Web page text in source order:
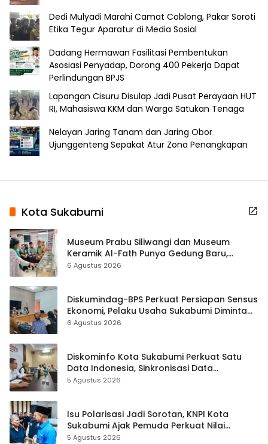
Dedi Mulyadi Marahi Camat Coblong, Pakar Soroti
Etika Tegur Aparatur di Media Sosial
Dadang Hermawan Fasilitasi Pembentukan
Asosiasi Penyadap, Dorong 400 Pekerja Dapat
Perlindungan BPJS
Lapangan Cisuru Disulap Jadi Pusat Perayaan HUT
RI, Mahasiswa KKM dan Warga Satukan Tenaga
Nelayan Jaring Tanam dan Jaring Obor
Ujunggenteng Sepakat Atur Zona Penangkapan
Kota Sukabumi
Museum Prabu Siliwangi dan Museum
Keramik Al-Fath Punya Gedung Baru,
Hampir 500 Koleksi Dipisahkan
6 Agustus 2026
Diskumindag-BPS Perkuat Persiapan Sensus
Ekonomi, Pelaku Usaha Sukabumi Diminta
Terbuka Beri Data
6 Agustus 2026
Diskominfo Kota Sukabumi Perkuat Satu
Data Indonesia, Sinkronisasi Data
Kewilayahan Dikebut
5 Agustus 2026
Isu Polarisasi Jadi Sorotan, KNPI Kota
Sukabumi Ajak Pemuda Perkuat Nilai
Kebangsaan
5 Agustus 2026